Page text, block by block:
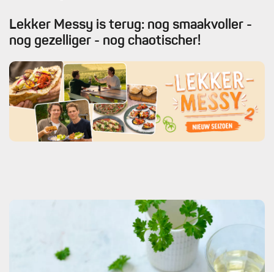
Lekker Messy is terug: nog smaakvoller -
nog gezelliger - nog chaotischer!